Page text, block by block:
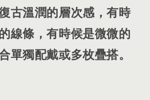
古溫潤的層次感，有時
線條，有時候是微微的
單獨配戴或多枚疊搭。